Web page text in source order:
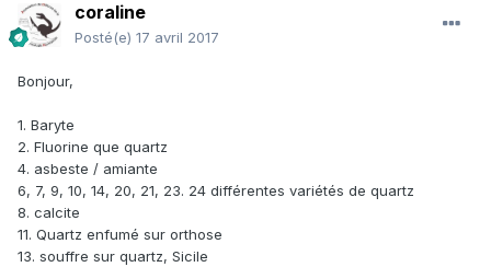
coraline
Posté(e) 17 avril 2017
Bonjour,
1. Baryte
2. Fluorine que quartz
4. asbeste / amiante
6, 7, 9, 10, 14, 20, 21, 23. 24 différentes variétés de quartz
8. calcite
11. Quartz enfumé sur orthose
13. souffre sur quartz, Sicile